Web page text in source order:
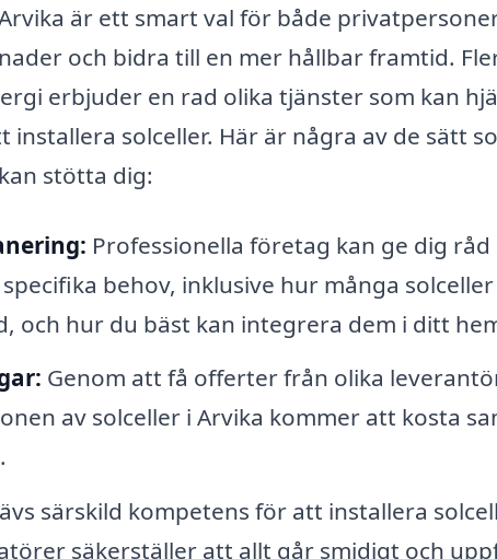
är ett smart val för både
och bidra till en mer hållbar framtid.
erbjuder en rad olika tjänster som kan
installera solceller. Här är några av de sätt
stötta dig:
Professionella företag kan ge dig råd
behov, inklusive hur många
och hur du bäst kan integrera dem i ditt
Genom att få offerter från olika
av solceller i Arvika kommer att kosta
särskild kompetens för att installera
säkerställer att allt går smidigt och